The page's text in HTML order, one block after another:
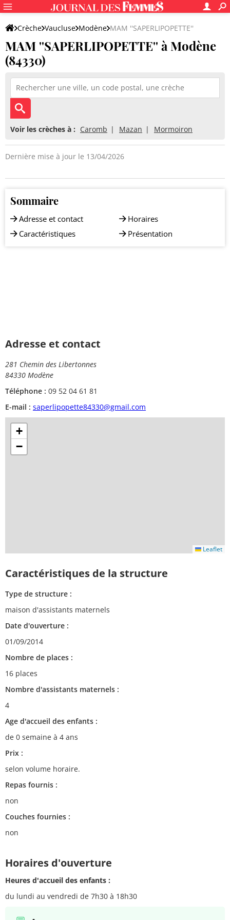
Crèche Vaucluse Modène MAM ''SAPERLIPOPETTE''
MAM ''SAPERLIPOPETTE'' à Modène
(84330)
Voir les crèches à : Caromb Mazan Mormoiron
Dernière mise à jour le 13/04/2026
Sommaire
Adresse et contact
Caractéristiques
Horaires
Présentation
Adresse et contact
281 Chemin des Libertonnes
84330 Modène
Téléphone : 09 52 04 61 81
E-mail : saperlipopette84330@gmail.com
+
−
Leaflet
Caractéristiques de la structure
Type de structure :
maison d'assistants maternels
Date d'ouverture :
01/09/2014
Nombre de places :
16 places
Nombre d'assistants maternels :
4
Age d'accueil des enfants :
de 0 semaine à 4 ans
Prix :
selon volume horaire.
Repas fournis :
non
Couches fournies :
non
Horaires d'ouverture
Heures d'accueil des enfants :
du lundi au vendredi de 7h30 à 18h30